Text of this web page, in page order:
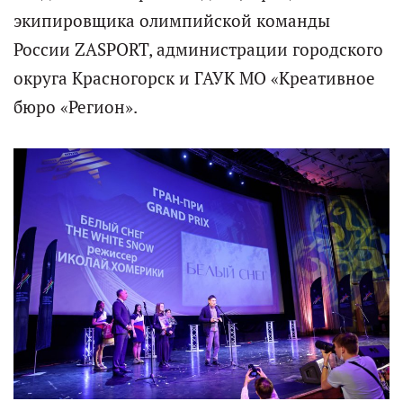
экипировщика олимпийской команды
России ZASPORT, администрации городского
округа Красногорск и ГАУК МО «Креативное
бюро «Регион».